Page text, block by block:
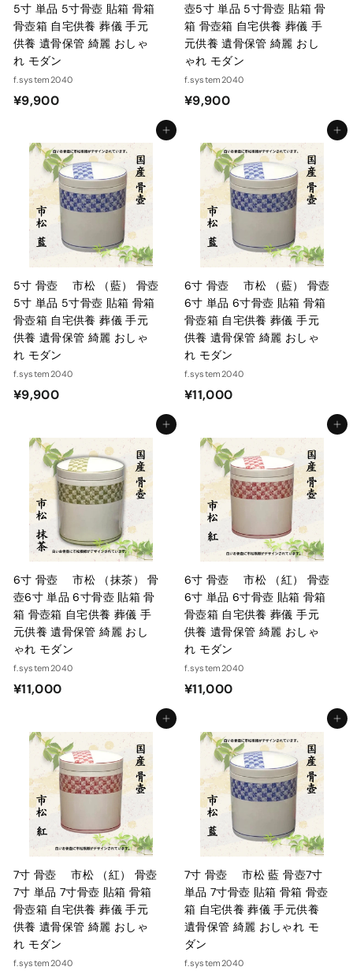
5寸 単品 5寸骨壺 貼箱 骨箱
骨壺箱 自宅供養 葬儀 手元
供養 遺骨保管 綺麗 おしゃ
れ モダン
f.system2040
¥9,900¥
9
0
0
壺5寸 単品 5寸骨壺 貼箱 骨
箱 骨壺箱 自宅供養 葬儀 手
元供養 遺骨保管 綺麗 おし
ゃれ モダン
f.system2040
¥9,900¥
9
0
0
カートに入れる
5寸 骨壺 市松 （藍） 骨壺
5寸 単品 5寸骨壺 貼箱 骨箱
骨壺箱 自宅供養 葬儀 手元
供養 遺骨保管 綺麗 おしゃ
れ モダン
f.system2040
¥9,900¥
9
0
0
カートに入れる
6寸 骨壺 市松 （藍） 骨壺
6寸 単品 6寸骨壺 貼箱 骨箱
骨壺箱 自宅供養 葬儀 手元
供養 遺骨保管 綺麗 おしゃ
れ モダン
f.system2040
¥11,000¥
,
0
0
カートに入れる
6寸 骨壺 市松 （抹茶） 骨
壺6寸 単品 6寸骨壺 貼箱 骨
箱 骨壺箱 自宅供養 葬儀 手
元供養 遺骨保管 綺麗 おし
ゃれ モダン
f.system2040
¥11,000¥
1
,
0
0
カートに入れる
6寸 骨壺 市松 （紅） 骨壺
6寸 単品 6寸骨壺 貼箱 骨箱
骨壺箱 自宅供養 葬儀 手元
供養 遺骨保管 綺麗 おしゃ
れ モダン
f.system2040
¥11,000¥
,
0
0
0
カートに入れる
7寸 骨壺 市松 （紅） 骨壺
7寸 単品 7寸骨壺 貼箱 骨箱
骨壺箱 自宅供養 葬儀 手元
供養 遺骨保管 綺麗 おしゃ
れ モダン
f.system2040
カートに入れる
7寸 骨壺 市松 藍 骨壺7寸
単品 7寸骨壺 貼箱 骨箱 骨壺
箱 自宅供養 葬儀 手元供養
遺骨保管 綺麗 おしゃれ モ
ダン
f.system2040